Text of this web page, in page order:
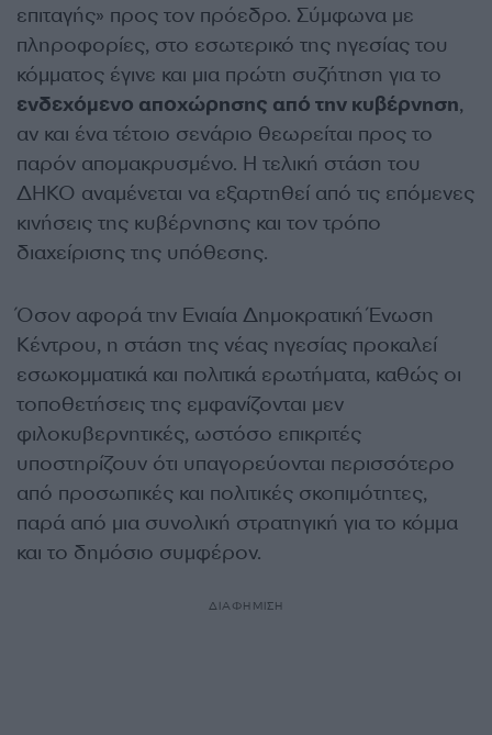
επιταγής» προς τον πρόεδρο. Σύμφωνα με
πληροφορίες, στο εσωτερικό της ηγεσίας του
κόμματος έγινε και μια πρώτη συζήτηση για το
ενδεχόμενο αποχώρησης από την κυβέρνηση,
αν και ένα τέτοιο σενάριο θεωρείται προς το
παρόν απομακρυσμένο. Η τελική στάση του
ΔΗΚΟ αναμένεται να εξαρτηθεί από τις επόμενες
κινήσεις της κυβέρνησης και τον τρόπο
διαχείρισης της υπόθεσης.
Όσον αφορά την Ενιαία Δημοκρατική Ένωση
Κέντρου, η στάση της νέας ηγεσίας προκαλεί
εσωκομματικά και πολιτικά ερωτήματα, καθώς οι
τοποθετήσεις της εμφανίζονται μεν
φιλοκυβερνητικές, ωστόσο επικριτές
υποστηρίζουν ότι υπαγορεύονται περισσότερο
από προσωπικές και πολιτικές σκοπιμότητες,
παρά από μια συνολική στρατηγική για το κόμμα
και το δημόσιο συμφέρον.
ΔΙΑΦΗΜΙΣΗ